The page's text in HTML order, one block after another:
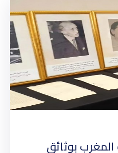
بوثائق